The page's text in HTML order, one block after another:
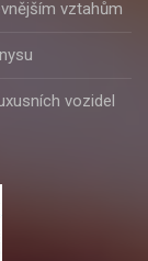
vztahům
vozidel